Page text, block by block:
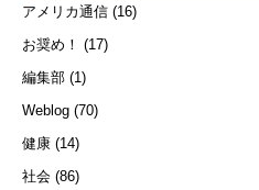
アメリカ通信 (16)
お奨め！ (17)
編集部 (1)
Weblog (70)
健康 (14)
社会 (86)